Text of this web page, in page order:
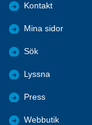
Kontakt
Mina sidor
Sök
Lyssna
Press
Webbutik